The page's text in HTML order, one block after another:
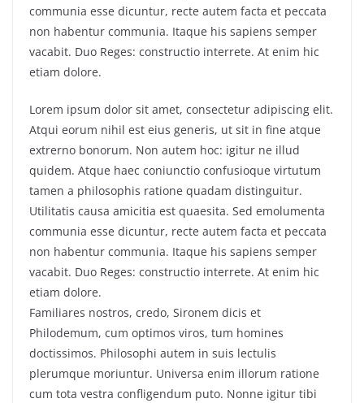
communia esse dicuntur, recte autem facta et peccata
non habentur communia. Itaque his sapiens semper
vacabit. Duo Reges: constructio interrete. At enim hic
etiam dolore.
Lorem ipsum dolor sit amet, consectetur adipiscing elit.
Atqui eorum nihil est eius generis, ut sit in fine atque
extrerno bonorum. Non autem hoc: igitur ne illud
quidem. Atque haec coniunctio confusioque virtutum
tamen a philosophis ratione quadam distinguitur.
Utilitatis causa amicitia est quaesita. Sed emolumenta
communia esse dicuntur, recte autem facta et peccata
non habentur communia. Itaque his sapiens semper
vacabit. Duo Reges: constructio interrete. At enim hic
etiam dolore.
Familiares nostros, credo, Sironem dicis et
Philodemum, cum optimos viros, tum homines
doctissimos. Philosophi autem in suis lectulis
plerumque moriuntur. Universa enim illorum ratione
cum tota vestra confligendum puto. Nonne igitur tibi